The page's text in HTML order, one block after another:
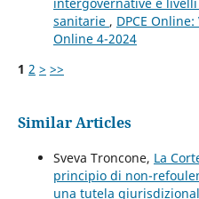
intergovernative e
sanitarie , DPCE Online:
Online 4-2024
1 2 > >>
Similar Articles
Sveva Troncone, La
principio di non-
una tutela